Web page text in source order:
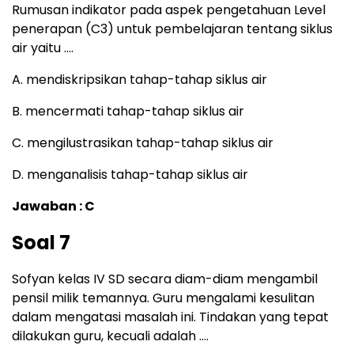
Rumusan indikator pada aspek pengetahuan Level
penerapan (C3) untuk pembelajaran tentang siklus
air yaitu ….
A. mendiskripsikan tahap-tahap siklus air
B. mencermati tahap-tahap siklus air
C. mengilustrasikan tahap-tahap siklus air
D. menganalisis tahap-tahap siklus air
Jawaban : C
Soal 7
Sofyan kelas IV SD secara diam-diam mengambil
pensil milik temannya. Guru mengalami kesulitan
dalam mengatasi masalah ini. Tindakan yang tepat
dilakukan guru, kecuali adalah ….